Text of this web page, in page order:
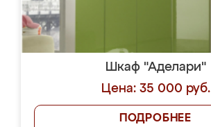
Шкаф "Аделари"
Цена: 35 000 руб.
ПОДРОБНЕЕ